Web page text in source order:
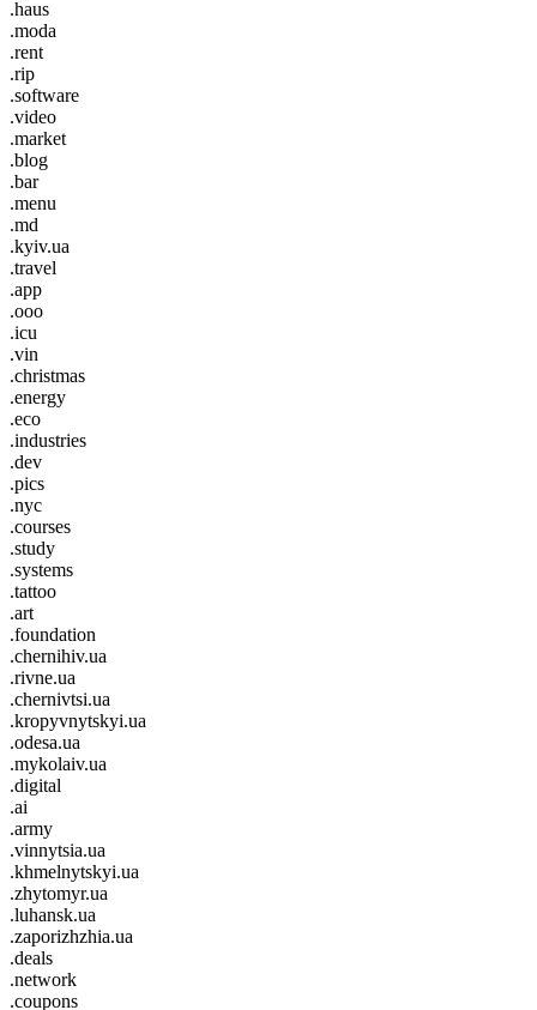
.haus
.moda
.rent
.rip
.software
.video
.market
.blog
.bar
.menu
.md
.kyiv.ua
.travel
.app
.ooo
.icu
.vin
.christmas
.energy
.eco
.industries
.dev
.pics
.nyc
.courses
.study
.systems
.tattoo
.art
.foundation
.chernihiv.ua
.rivne.ua
.chernivtsi.ua
.kropyvnytskyi.ua
.odesa.ua
.mykolaiv.ua
.digital
.ai
.army
.vinnytsia.ua
.khmelnytskyi.ua
.zhytomyr.ua
.luhansk.ua
.zaporizhzhia.ua
.deals
.network
.coupons